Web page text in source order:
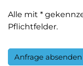
Alle mit *
Pflichtfelder.
Anfrage absenden